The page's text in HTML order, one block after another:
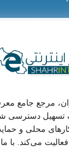
مرجع جامع
تسهیل دسترسی
محلی و
می‌کند. با ما،